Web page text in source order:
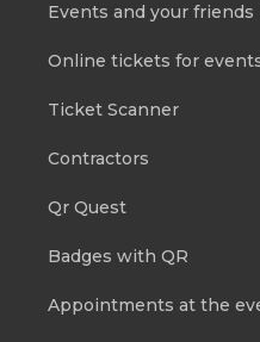
Events and your friends
Online tickets for
Ticket Scanner
Contractors
Qr Quest
Badges with QR
Appointments at the